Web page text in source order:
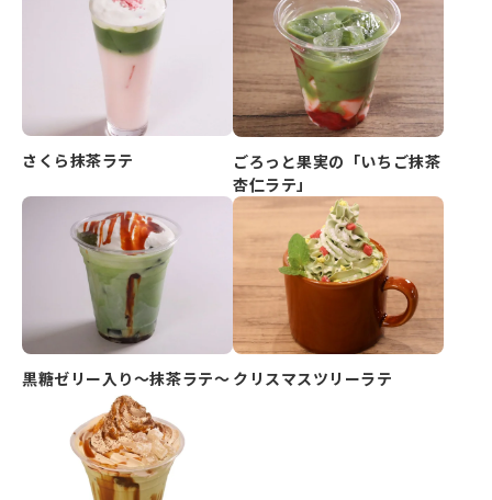
さくら抹茶ラテ
ごろっと果実の「いちご抹茶
杏仁ラテ」
黒糖ゼリー入り～抹茶ラテ～ クリスマスツリーラテ